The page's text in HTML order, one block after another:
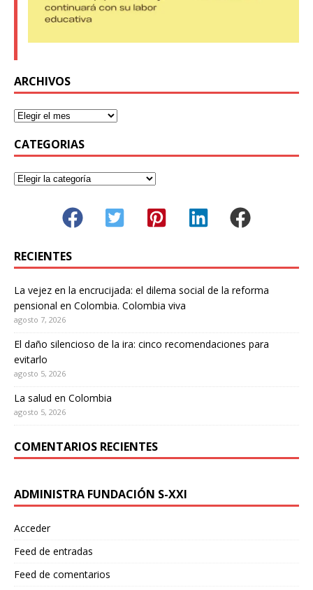
ARCHIVOS
CATEGORIAS
RECIENTES
La vejez en la encrucijada: el dilema social de la reforma
pensional en Colombia. Colombia viva
agosto 7, 2026
El daño silencioso de la ira: cinco recomendaciones para
evitarlo
agosto 5, 2026
La salud en Colombia
agosto 5, 2026
COMENTARIOS RECIENTES
ADMINISTRA FUNDACIÓN S-XXI
Acceder
Feed de entradas
Feed de comentarios